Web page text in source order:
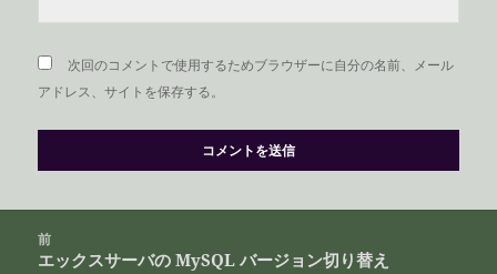
次回のコメントで使用するためブラウザーに自分の名前、メール
アドレス、サイトを保存する。
前
前
エックスサーバの MySQL バージョン切り替え